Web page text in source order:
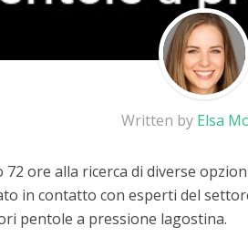
Written by Elsa
ore alla ricerca di diverse
in contatto con esperti del
pentole a pressione lagostina.